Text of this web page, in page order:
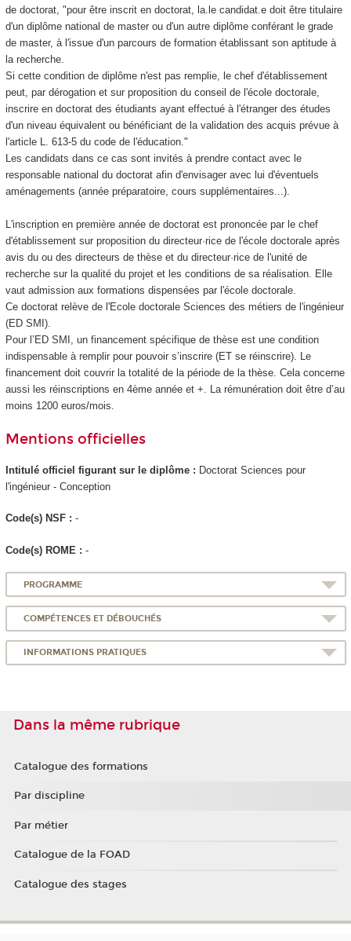
de doctorat, "pour être inscrit en doctorat, la.le candidat.e doit être titulaire
d'un diplôme national de master ou d'un autre diplôme conférant le grade
de master, à l'issue d'un parcours de formation établissant son aptitude à
la recherche.
Si cette condition de diplôme n'est pas remplie, le chef d'établissement
peut, par dérogation et sur proposition du conseil de l'école doctorale,
inscrire en doctorat des étudiants ayant effectué à l'étranger des études
d'un niveau équivalent ou bénéficiant de la validation des acquis prévue à
l'article L. 613-5 du code de l'éducation."
Les candidats dans ce cas sont invités à prendre contact avec le
responsable national du doctorat afin d'envisager avec lui d'éventuels
aménagements (année préparatoire, cours supplémentaires...).
L'inscription en première année de doctorat est prononcée par le chef
d'établissement sur proposition du directeur·rice de l'école doctorale après
avis du ou des directeurs de thèse et du directeur·rice de l'unité de
recherche sur la qualité du projet et les conditions de sa réalisation. Elle
vaut admission aux formations dispensées par l'école doctorale.
Ce doctorat relève de l'Ecole doctorale Sciences des métiers de l'ingénieur
(ED SMI).
Pour l’ED SMI, un financement spécifique de thèse est une condition
indispensable à remplir pour pouvoir s’inscrire (ET se réinscrire). Le
financement doit couvrir la totalité de la période de la thèse. Cela concerne
aussi les réinscriptions en 4ème année et +. La rémunération doit être d’au
moins 1200 euros/mois.
Mentions officielles
Intitulé officiel figurant sur le diplôme : Doctorat Sciences pour
l'ingénieur - Conception
Code(s) NSF : -
Code(s) ROME : -
PROGRAMME
COMPÉTENCES ET DÉBOUCHÉS
INFORMATIONS PRATIQUES
Dans la même rubrique
Catalogue des formations
Par discipline
Par métier
Catalogue de la FOAD
Catalogue des stages